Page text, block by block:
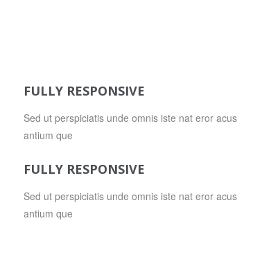
FULLY RESPONSIVE
Sed ut perspiciatis unde omnis iste nat eror acus
antium que
FULLY RESPONSIVE
Sed ut perspiciatis unde omnis iste nat eror acus
antium que